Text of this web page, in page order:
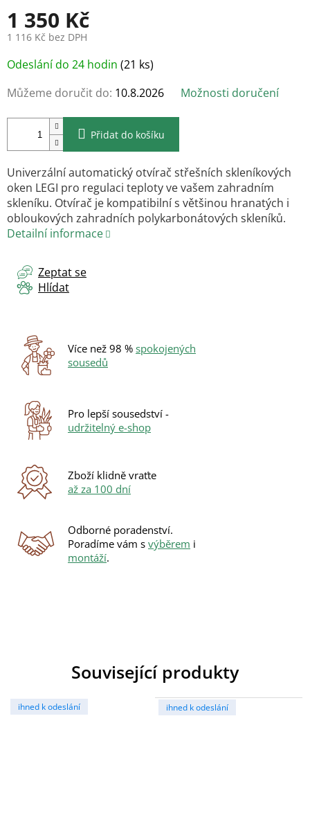
1 350 Kč
1 116 Kč bez DPH
Měrná
cena:
Odeslání do 24 hodin (21 ks)
Můžeme doručit do: 10.8.2026 Možnosti doručení
Přidat do košíku
Univerzální automatický otvírač střešních skleníkových
oken LEGI pro regulaci teploty ve vašem zahradním
skleníku. Otvírač je kompatibilní s většinou hranatých i
obloukových zahradních polykarbonátových skleníků.
Detailní informace
Zeptat se
Hlídat
Více než 98 % spokojených
sousedů
Pro lepší sousedství -
udržitelný e-shop
Zboží klidně vraťte
až za 100 dní
Odborné poradenství.
Poradíme vám s výběrem i
montáží.
Související produkty
ihned k odeslání ihned k odeslání